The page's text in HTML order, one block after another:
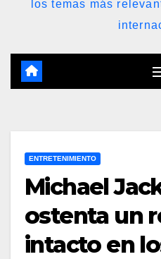
los temas más
ENTRETENIMIENTO
Michael
ostenta un
intacto en